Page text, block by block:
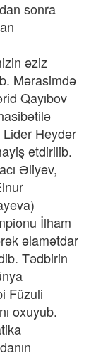
sonra
əziz
Mərasimdə
Qayıbov
Lider Heydər
etdirilib.
Əliyev,
İlham
əlamətdar
Tədbirin
Füzuli
oxuyub.